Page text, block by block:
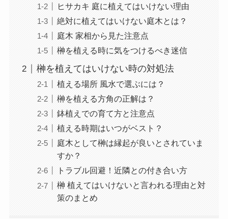
ヒサカキ 庭に植えてはいけない理由
絶対に植えてはいけない庭木とは？
庭木 家相から見た注意点
榊を植える時に気をつけるべき迷信
榊を植えてはいけない時の対処法
植える場所 風水で選ぶには？
榊を植える方角の正解は？
鉢植えでの育て方と注意点
植える時期はいつがベスト？
庭木として榊は縁起が良いとされていま
すか？
トラブル回避！近隣との付き合い方
榊 植えてはいけないと言われる理由と対
策のまとめ